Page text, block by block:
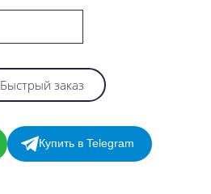
Быстрый заказ
Купить в Telegram